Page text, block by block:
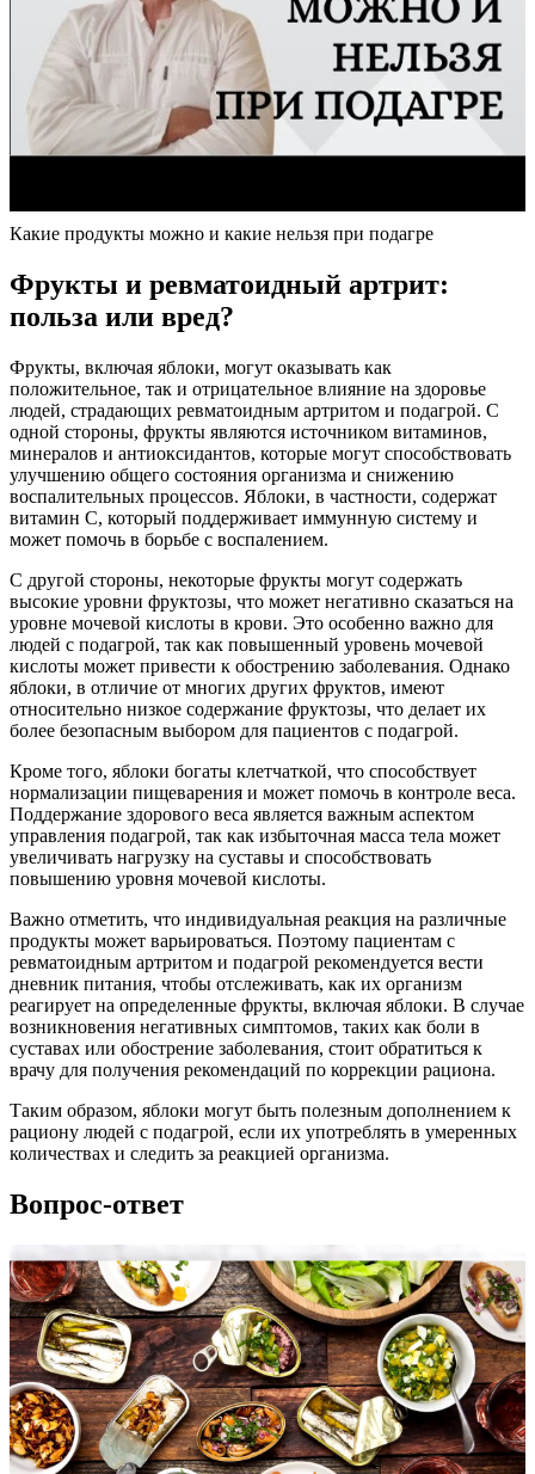
Какие продукты можно и какие нельзя при подагре
Фрукты и ревматоидный артрит:
польза или вред?
Фрукты, включая яблоки, могут оказывать как
положительное, так и отрицательное влияние на здоровье
людей, страдающих ревматоидным артритом и подагрой. С
одной стороны, фрукты являются источником витаминов,
минералов и антиоксидантов, которые могут способствовать
улучшению общего состояния организма и снижению
воспалительных процессов. Яблоки, в частности, содержат
витамин C, который поддерживает иммунную систему и
может помочь в борьбе с воспалением.
С другой стороны, некоторые фрукты могут содержать
высокие уровни фруктозы, что может негативно сказаться на
уровне мочевой кислоты в крови. Это особенно важно для
людей с подагрой, так как повышенный уровень мочевой
кислоты может привести к обострению заболевания. Однако
яблоки, в отличие от многих других фруктов, имеют
относительно низкое содержание фруктозы, что делает их
более безопасным выбором для пациентов с подагрой.
Кроме того, яблоки богаты клетчаткой, что способствует
нормализации пищеварения и может помочь в контроле веса.
Поддержание здорового веса является важным аспектом
управления подагрой, так как избыточная масса тела может
увеличивать нагрузку на суставы и способствовать
повышению уровня мочевой кислоты.
Важно отметить, что индивидуальная реакция на различные
продукты может варьироваться. Поэтому пациентам с
ревматоидным артритом и подагрой рекомендуется вести
дневник питания, чтобы отслеживать, как их организм
реагирует на определенные фрукты, включая яблоки. В случае
возникновения негативных симптомов, таких как боли в
суставах или обострение заболевания, стоит обратиться к
врачу для получения рекомендаций по коррекции рациона.
Таким образом, яблоки могут быть полезным дополнением к
рациону людей с подагрой, если их употреблять в умеренных
количествах и следить за реакцией организма.
Вопрос-ответ